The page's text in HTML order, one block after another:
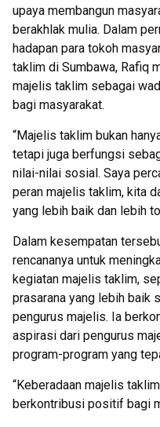
upaya membangun
berakhlak mulia. Dalam
hadapan para tokoh
taklim di Sumbawa, Rafiq
majelis taklim sebagai
bagi masyarakat.
“Majelis taklim bukan
tetapi juga berfungsi
nilai-nilai sosial. Saya
peran majelis taklim, kita
yang lebih baik dan lebih
Dalam kesempatan
rencananya untuk
kegiatan majelis taklim,
prasarana yang lebih baik
pengurus majelis. Ia
aspirasi dari pengurus
program-program yang
“Keberadaan majelis
berkontribusi positif bagi